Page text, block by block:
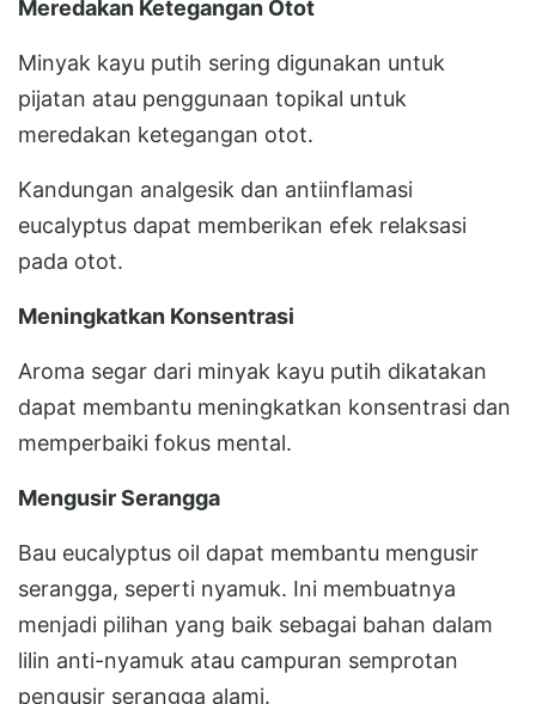
Meredakan Ketegangan Otot
Minyak kayu putih sering digunakan untuk
pijatan atau penggunaan topikal untuk
meredakan ketegangan otot.
Kandungan analgesik dan antiinflamasi
eucalyptus dapat memberikan efek relaksasi
pada otot.
Meningkatkan Konsentrasi
Aroma segar dari minyak kayu putih dikatakan
dapat membantu meningkatkan konsentrasi dan
memperbaiki fokus mental.
Mengusir Serangga
Bau eucalyptus oil dapat membantu mengusir
serangga, seperti nyamuk. Ini membuatnya
menjadi pilihan yang baik sebagai bahan dalam
lilin anti-nyamuk atau campuran semprotan
pengusir serangga alami.